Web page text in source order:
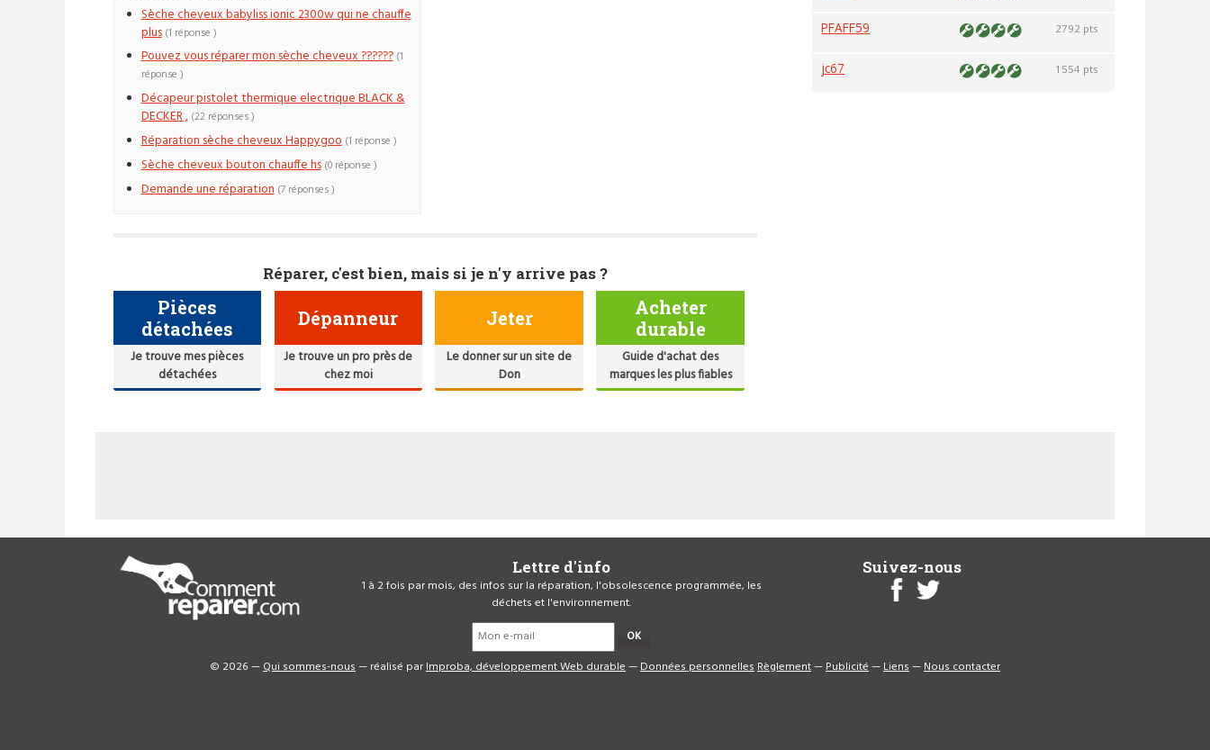
Sèche cheveux babyliss ionic 2300w qui ne chauffe
plus (1 réponse )
Pouvez vous réparer mon sèche cheveux ?????? (1
réponse )
Décapeur pistolet thermique electrique BLACK &
DECKER , (22 réponses )
Réparation sèche cheveux Happygoo (1 réponse )
Sèche cheveux bouton chauffe hs (0 réponse )
Demande une réparation (7 réponses )
Réparer, c'est bien, mais si je n'y arrive pas ?
Pièces
détachées
Je trouve mes pièces
détachées
Dépanneur
Je trouve un pro près de
chez moi
Jeter
Le donner sur un site de
Don
Acheter
durable
Guide d'achat des
marques les plus fiables
PFAFF59 2792 pts
jc67 1554 pts
Lettre d'info
1 à 2 fois par mois, des infos sur la réparation, l'obsolescence programmée, les
déchets et l'environnement.
OK
Suivez-nous
© 2026 —Qui sommes-nous— réalisé parImproba, développement Web durable—Données personnellesRèglement—Publicité—Liens—Nous contacter